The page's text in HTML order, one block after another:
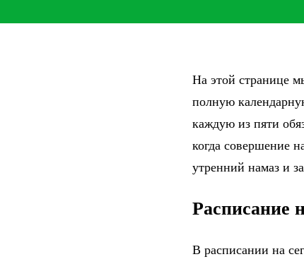
На этой странице
полную
каждую из пяти
когда совершение
утренний намаз и
Расписание
В расписании на